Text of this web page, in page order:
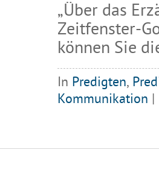
„Über das
Zeitfenster-
können Sie
In Predigten,
Kommunikation |